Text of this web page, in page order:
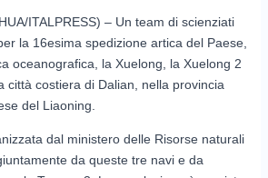
ITALPRESS) – Un team di scienziati
la 16esima spedizione artica del Paese,
oceanografica, la Xuelong, la Xuelong 2
città costiera di Dalian, nella provincia
del Liaoning.
dal ministero delle Risorse naturali
da queste tre navi e da